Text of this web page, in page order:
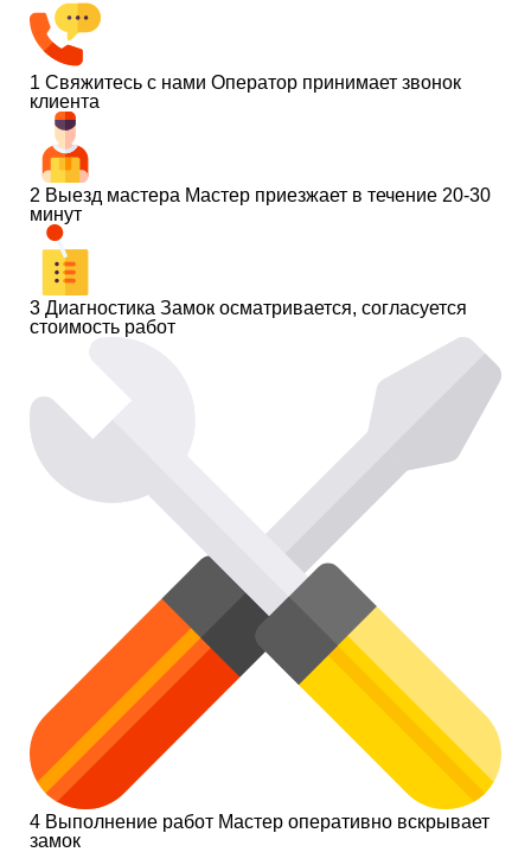
1 Свяжитесь с нами Оператор принимает звонок
клиента
2 Выезд мастера Мастер приезжает в течение 20-30
минут
3 Диагностика Замок осматривается, согласуется
стоимость работ
4 Выполнение работ Мастер оперативно вскрывает
замок